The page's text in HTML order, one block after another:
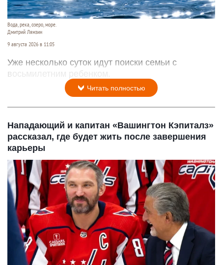
Вода, река, озеро, море.
Дмитрий Лямзин
9 августа 2026 в 11:05
Уже несколько суток идут поиски семьи с
восьмилетним ребенком.
Читать полностью
Нападающий и капитан «Вашингтон Кэпиталз»
рассказал, где будет жить после завершения
карьеры